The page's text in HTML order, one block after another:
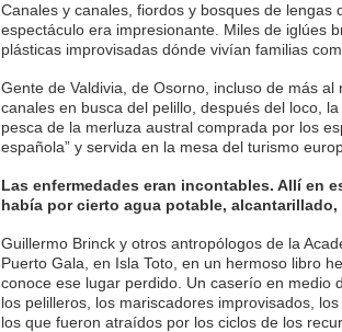
Canales y canales, fiordos y bosques de lengas
espectáculo era impresionante. Miles de iglúes
plásticas improvisadas dónde vivían familias
Gente de Valdivia, de Osorno, incluso de más
canales en busca del pelillo, después del loco,
pesca de la merluza austral comprada por los
española” y servida en la mesa del turismo
Las enfermedades eran incontables. Allí en
había por cierto agua potable,
Guillermo Brinck y otros antropólogos de la
Puerto Gala, en Isla Toto, en un hermoso libro
conoce ese lugar perdido. Un caserío en medio
los pelilleros, los mariscadores improvisados,
los que fueron atraídos por los ciclos de los